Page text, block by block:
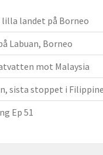
lilla landet på Borneo
Labuan, Borneo
mot Malaysia
sista stoppet i
Ep 51